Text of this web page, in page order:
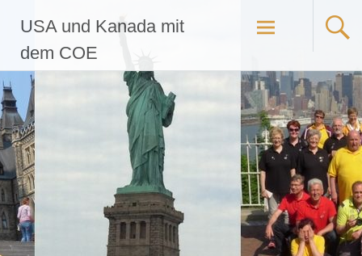
Inhalt
springen
USA und Kanada mit
dem COE